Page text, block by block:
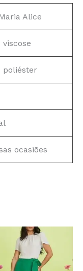
Alice
viscose
poliéster
ocasiões